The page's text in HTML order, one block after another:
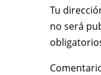
Tu
no será